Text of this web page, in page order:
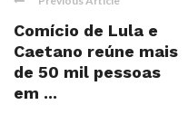
Comício de Lula e
Caetano reúne mais
de 50 mil pessoas
em ...